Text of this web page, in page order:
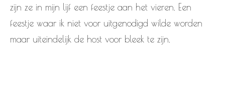
zijn ze in mijn lijf een feestje aan het vieren. Een
feestje waar ik niet voor uitgenodigd wilde worden
maar uiteindelijk de host voor bleek te zijn.